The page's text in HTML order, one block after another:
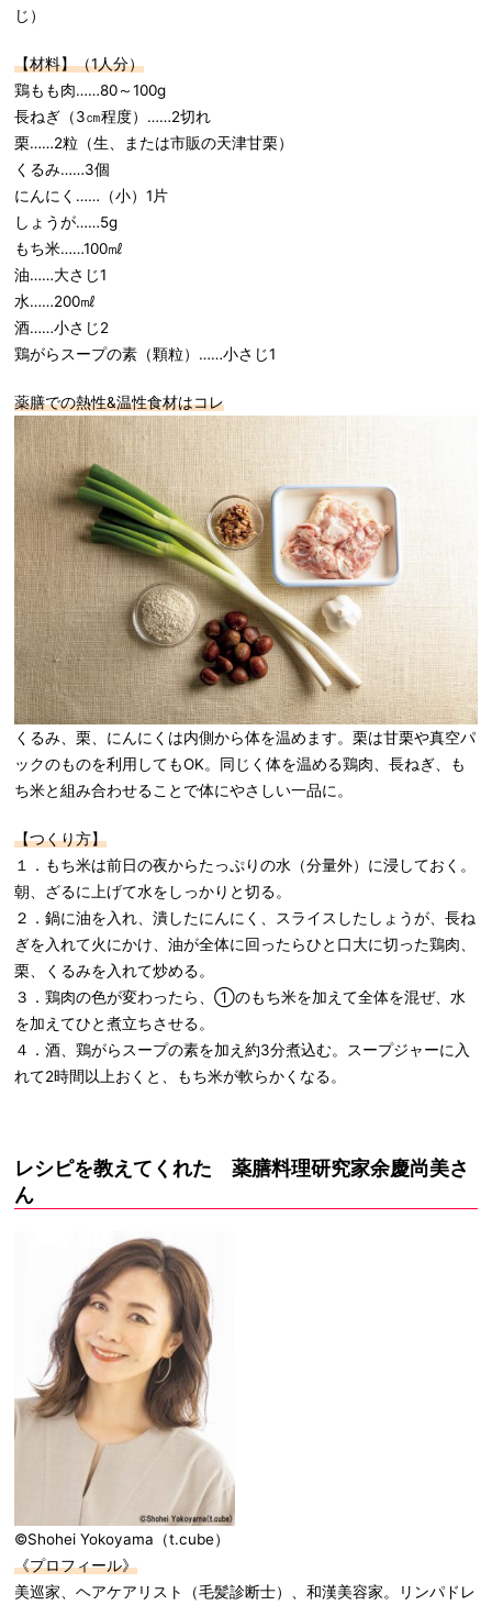
じ）
【材料】（1人分）
鶏もも肉……80～100g
長ねぎ（3㎝程度）……2切れ
栗……2粒（生、または市販の天津甘栗）
くるみ……3個
にんにく……（小）1片
しょうが……5g
もち米……100㎖
油……大さじ1
水……200㎖
酒……小さじ2
鶏がらスープの素（顆粒）……小さじ1
薬膳での熱性&温性食材はコレ
くるみ、栗、にんにくは内側から体を温めます。栗は甘栗や真空パ
ックのものを利用してもOK。同じく体を温める鶏肉、長ねぎ、も
ち米と組み合わせることで体にやさしい一品に。
【つくり方】
１．もち米は前日の夜からたっぷりの水（分量外）に浸しておく。
朝、ざるに上げて水をしっかりと切る。
２．鍋に油を入れ、潰したにんにく、スライスしたしょうが、長ね
ぎを入れて火にかけ、油が全体に回ったらひと口大に切った鶏肉、
栗、くるみを入れて炒める。
３．鶏肉の色が変わったら、①のもち米を加えて全体を混ぜ、水
を加えてひと煮立ちさせる。
４．酒、鶏がらスープの素を加え約3分煮込む。スープジャーに入
れて2時間以上おくと、もち米が軟らかくなる。
レシピを教えてくれた 薬膳料理研究家余慶尚美さ
ん
©Shohei Yokoyama（t.cube）
《プロフィール》
美巡家、ヘアケアリスト（毛髪診断士）、和漢美容家。リンパドレ